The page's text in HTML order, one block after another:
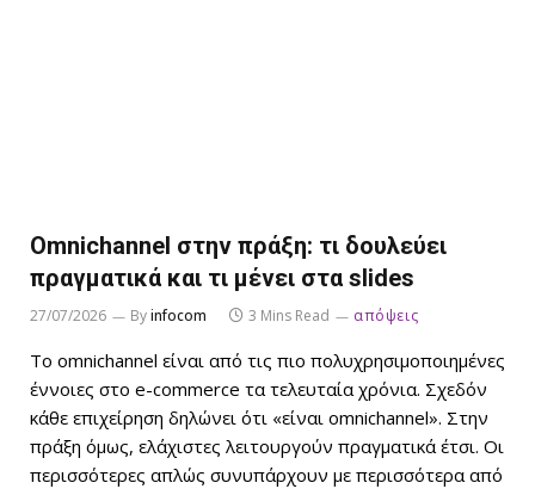
Omnichannel στην πράξη: τι δουλεύει
πραγματικά και τι μένει στα slides
27/07/2026 Byinfocom 3 Mins Read απόψεις
Το omnichannel είναι από τις πιο πολυχρησιμοποιημένες
έννοιες στο e-commerce τα τελευταία χρόνια. Σχεδόν
κάθε επιχείρηση δηλώνει ότι «είναι omnichannel». Στην
πράξη όμως, ελάχιστες λειτουργούν πραγματικά έτσι. Οι
περισσότερες απλώς συνυπάρχουν με περισσότερα από